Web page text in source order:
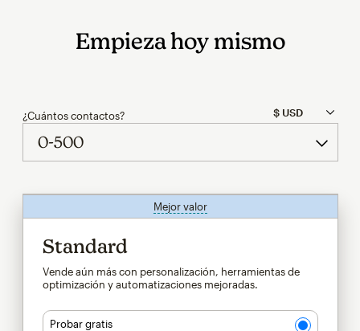
Empieza hoy mismo
¿Cuántos contactos?
Mejor valorinfo
Standard
Vende aún más con personalización, herramientas de
optimización y automatizaciones mejoradas.
Probar gratis